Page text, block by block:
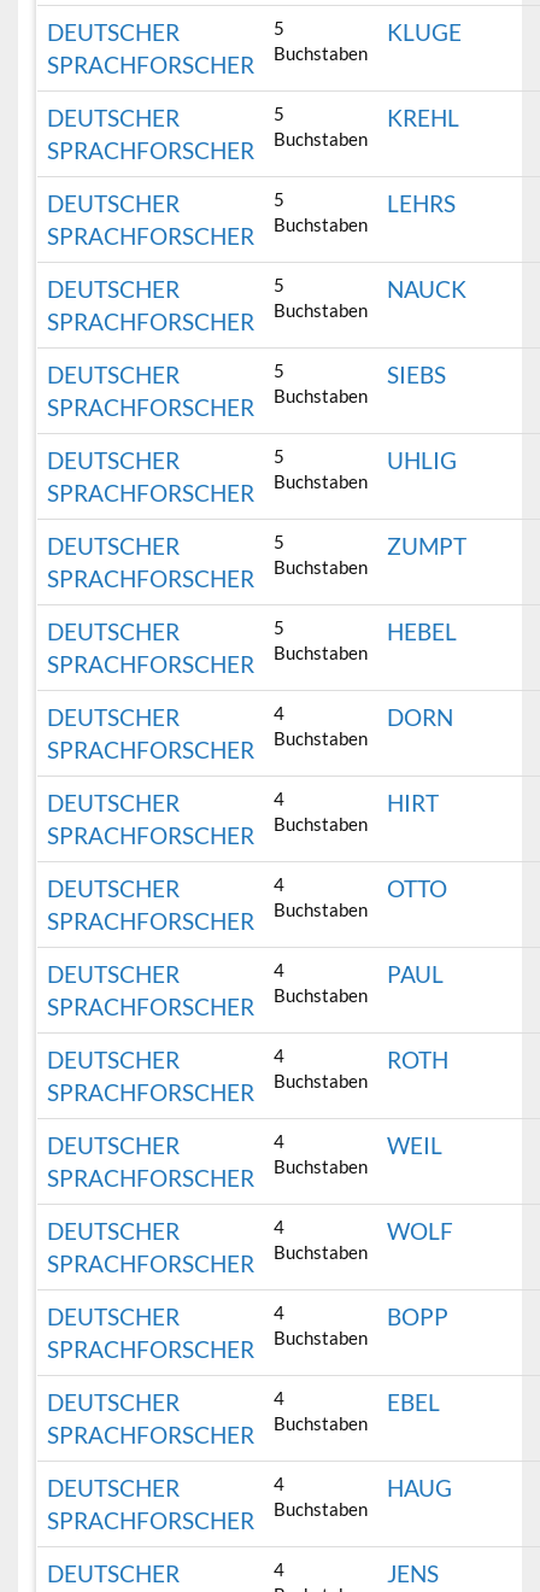
DEUTSCHER
SPRACHFORSCHER
5
Buchstaben
KLUGE
DEUTSCHER
SPRACHFORSCHER
5
Buchstaben
KREHL
DEUTSCHER
SPRACHFORSCHER
5
Buchstaben
LEHRS
DEUTSCHER
SPRACHFORSCHER
5
Buchstaben
NAUCK
DEUTSCHER
SPRACHFORSCHER
5
Buchstaben
SIEBS
DEUTSCHER
SPRACHFORSCHER
5
Buchstaben
UHLIG
DEUTSCHER
SPRACHFORSCHER
5
Buchstaben
ZUMPT
DEUTSCHER
SPRACHFORSCHER
5
Buchstaben
HEBEL
DEUTSCHER
SPRACHFORSCHER
4
Buchstaben
DORN
DEUTSCHER
SPRACHFORSCHER
4
Buchstaben
HIRT
DEUTSCHER
SPRACHFORSCHER
4
Buchstaben
OTTO
DEUTSCHER
SPRACHFORSCHER
4
Buchstaben
PAUL
DEUTSCHER
SPRACHFORSCHER
4
Buchstaben
ROTH
DEUTSCHER
SPRACHFORSCHER
4
Buchstaben
WEIL
DEUTSCHER
SPRACHFORSCHER
4
Buchstaben
WOLF
DEUTSCHER
SPRACHFORSCHER
4
Buchstaben
BOPP
DEUTSCHER
SPRACHFORSCHER
4
Buchstaben
EBEL
DEUTSCHER
SPRACHFORSCHER
4
Buchstaben
HAUG
DEUTSCHER
4
JENS